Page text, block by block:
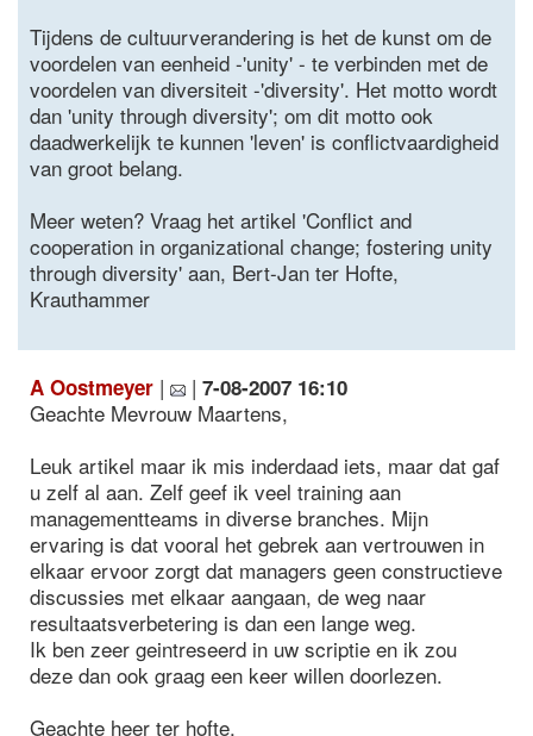
Tijdens de cultuurverandering is het de kunst om de
voordelen van eenheid -'unity' - te verbinden met de
voordelen van diversiteit -'diversity'. Het motto wordt
dan 'unity through diversity'; om dit motto ook
daadwerkelijk te kunnen 'leven' is conflictvaardigheid
van groot belang.
Meer weten? Vraag het artikel 'Conflict and
cooperation in organizational change; fostering unity
through diversity' aan, Bert-Jan ter Hofte,
Krauthammer
A Oostmeyer | | 7-08-2007 16:10
Geachte Mevrouw Maartens,
Leuk artikel maar ik mis inderdaad iets, maar dat gaf
u zelf al aan. Zelf geef ik veel training aan
managementteams in diverse branches. Mijn
ervaring is dat vooral het gebrek aan vertrouwen in
elkaar ervoor zorgt dat managers geen constructieve
discussies met elkaar aangaan, de weg naar
resultaatsverbetering is dan een lange weg.
Ik ben zeer geintreseerd in uw scriptie en ik zou
deze dan ook graag een keer willen doorlezen.
Geachte heer ter hofte,